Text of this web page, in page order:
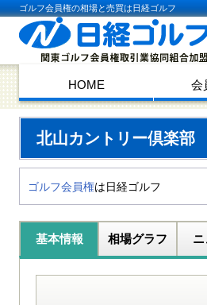
ゴルフ会員権の相場と売買は日経ゴルフ
HOME 会
北山カントリー倶楽部
ゴルフ会員権は日経ゴルフ
基本情報 相場グラフ